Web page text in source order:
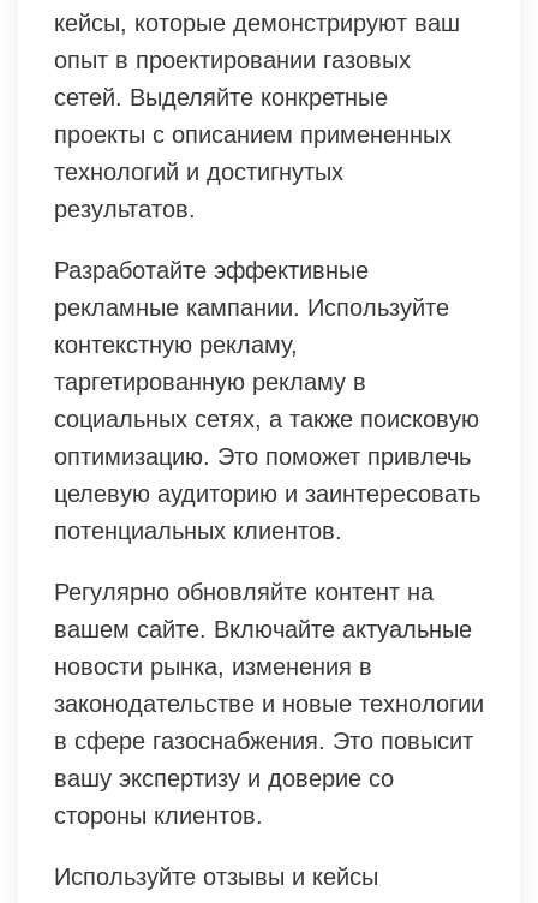
кейсы, которые демонстрируют ваш
опыт в проектировании газовых
сетей. Выделяйте конкретные
проекты с описанием примененных
технологий и достигнутых
результатов.
Разработайте эффективные
рекламные кампании. Используйте
контекстную рекламу,
таргетированную рекламу в
социальных сетях, а также поисковую
оптимизацию. Это поможет привлечь
целевую аудиторию и заинтересовать
потенциальных клиентов.
Регулярно обновляйте контент на
вашем сайте. Включайте актуальные
новости рынка, изменения в
законодательстве и новые технологии
в сфере газоснабжения. Это повысит
вашу экспертизу и доверие со
стороны клиентов.
Используйте отзывы и кейсы